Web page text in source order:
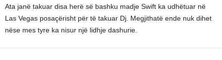
Ata janë takuar disa herë së bashku madje Swift ka udhëtuar në
Las Vegas posaçërisht për të takuar Dj. Megjithatë ende nuk dihet
nëse mes tyre ka nisur një lidhje dashurie.